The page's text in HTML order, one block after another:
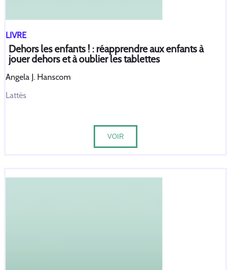
LIVRE
Dehors les enfants ! : réapprendre aux enfants à
jouer dehors et à oublier les tablettes
Angela J. Hanscom
Lattès